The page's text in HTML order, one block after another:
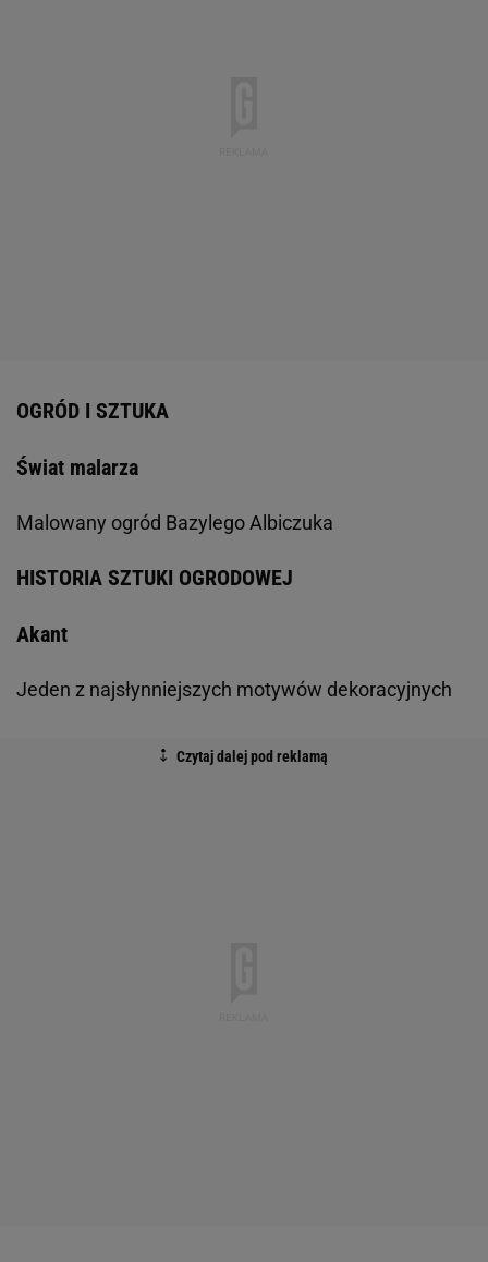
OGRÓD I SZTUKA
Świat malarza
Malowany ogród Bazylego Albiczuka
HISTORIA SZTUKI OGRODOWEJ
Akant
Jeden z najsłynniejszych motywów dekoracyjnych